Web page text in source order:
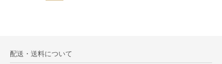
配送・送料について